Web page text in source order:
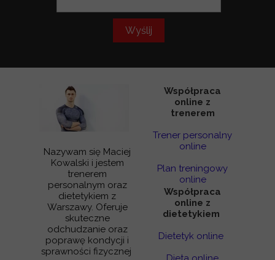
Wyślij
Współpraca
online z
dietetykiem
Dietetyk online
Współpraca
online z
trenerem
Trener personalny
online
Plan treningowy
online
Nazywam się Maciej
Kowalski i jestem
trenerem
personalnym oraz
dietetykiem z
Warszawy. Oferuje
skuteczne
odchudzanie oraz
poprawę kondycji i
sprawności fizycznej